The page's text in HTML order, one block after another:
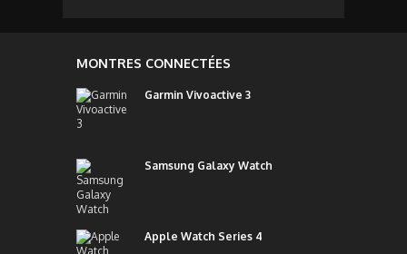
MONTRES CONNECTÉES
Garmin Vivoactive 3
Samsung Galaxy Watch
Apple Watch Series 4